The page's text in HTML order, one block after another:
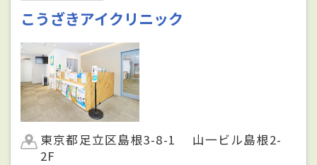
こうざきアイクリニック
東京都足立区島根3-8-1 山一ビル島根2-
2F